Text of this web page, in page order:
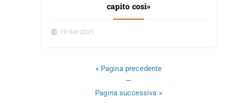
capito così»
19 Set 2021
« Pagina precedente
—
Pagina successiva »